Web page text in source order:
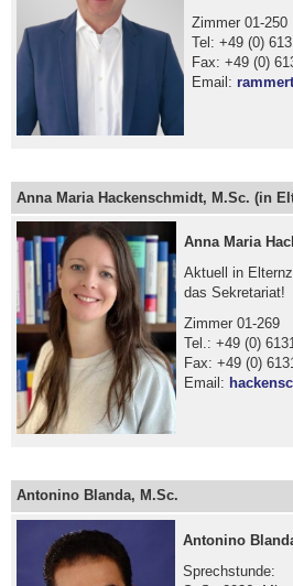
Zimmer 01-250
Tel: +49 (0)
Fax: +49 (0)
Email:
Anna Maria Hackenschmidt, M.Sc. (in
Anna Maria
Aktuell in
das Sekretariat!
Zimmer 01-269
Tel.: +49 (0)
Fax: +49 (0)
Email:
Antonino Blanda, M.Sc.
Antonino
Sprechstunde: